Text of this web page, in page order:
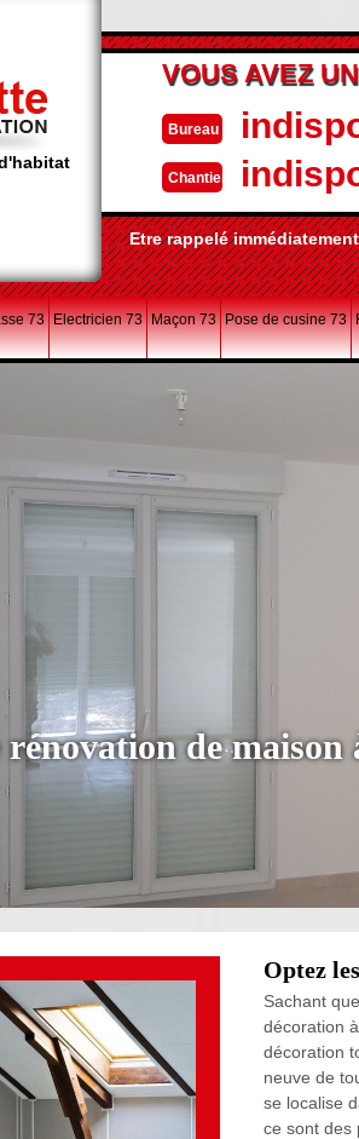
VOUS AVEZ
Bureau
Chantier
Etre rappelé
73 Electricien 73 Maçon 73 Pose de cusine 73
de
Optez
Sachant
décoration
décoration
neuve de
se localise
ce sont des